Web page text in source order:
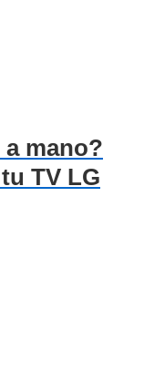
mano?
TV LG